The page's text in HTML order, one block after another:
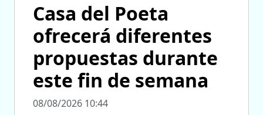
Casa del Poeta
ofrecerá diferentes
propuestas durante
este fin de semana
08/08/2026 10:44